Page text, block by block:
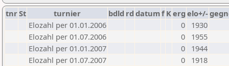
tnrSt turnier bdld rd datumf Kerg elo+/-
Elozahl per 01.01.2006
0
1930
Elozahl per 01.07.2006
0
1955
Elozahl per 01.01.2007
0
1944
Elozahl per 01.07.2007
0
1918